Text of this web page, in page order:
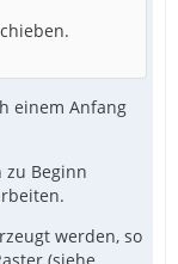
einem Anfang
zu Beginn
werden, so
(siehe